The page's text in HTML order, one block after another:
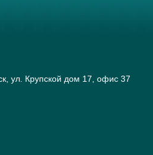
ул. Крупской дом 17, офис 37